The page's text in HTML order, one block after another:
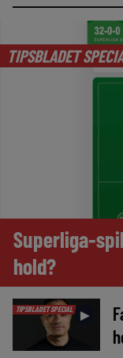
TIPSBLADET
Superliga-
hold?
TIPSBLADET SPECIAL ►